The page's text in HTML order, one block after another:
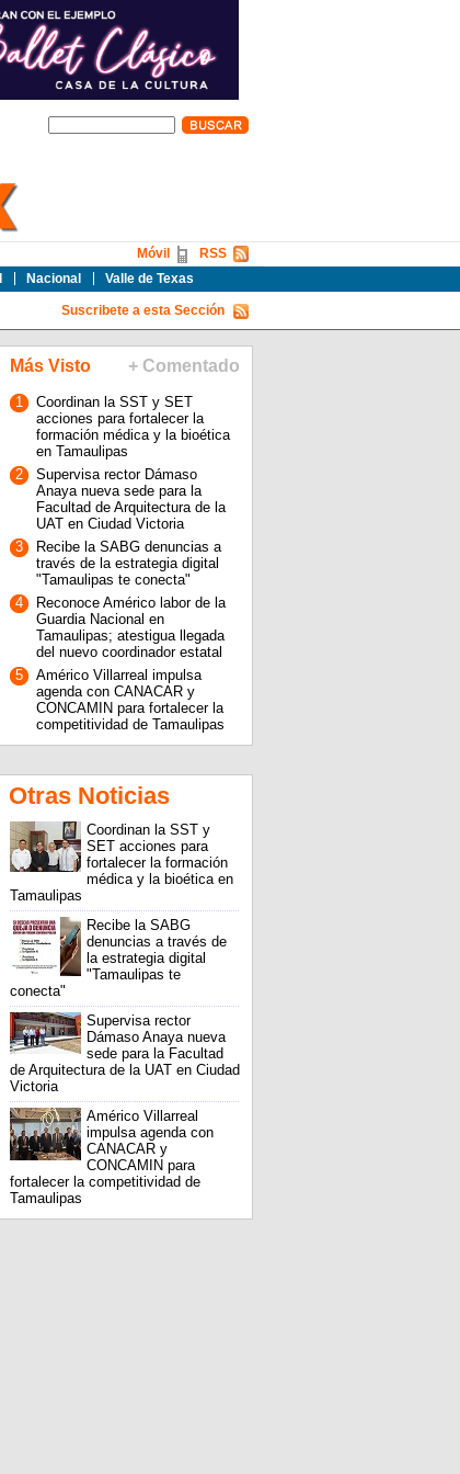
Nacional Valle de Texas
RSS
Móvil
Suscribete a esta Sección
Más Visto + Comentado
1
Coordinan la SST y SET
acciones para fortalecer la
formación médica y la bioética
en Tamaulipas
2
Supervisa rector Dámaso
Anaya nueva sede para la
Facultad de Arquitectura de la
UAT en Ciudad Victoria
3
Recibe la SABG denuncias a
través de la estrategia digital
"Tamaulipas te conecta"
4
Reconoce Américo labor de la
Guardia Nacional en
Tamaulipas; atestigua llegada
del nuevo coordinador estatal
5
Américo Villarreal impulsa
agenda con CANACAR y
CONCAMIN para fortalecer la
competitividad de Tamaulipas
Otras Noticias
Coordinan la SST y
SET acciones para
fortalecer la formación
médica y la bioética en
Tamaulipas
Recibe la SABG
denuncias a través de
la estrategia digital
"Tamaulipas te
conecta"
Supervisa rector
Dámaso Anaya nueva
sede para la Facultad
de Arquitectura de la UAT en Ciudad
Victoria
Américo Villarreal
impulsa agenda con
CANACAR y
CONCAMIN para
fortalecer la competitividad de
Tamaulipas